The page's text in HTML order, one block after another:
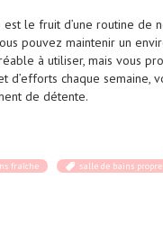
le fruit d’une routine de
pouvez maintenir un
à utiliser, mais vous
d’efforts chaque
de détente.
fraîche salle de bains propre